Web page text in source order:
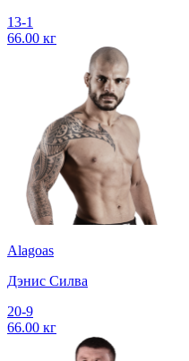
13-1
66.00 кг
Alagoas
Дэнис Силва
20-9
66.00 кг